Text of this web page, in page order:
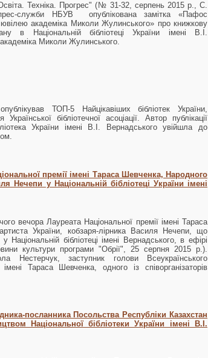
Техніка. Прогрес" (№ 31-32, серпень 2015 р., С.
служби НБУВ опублікована замітка «Пафос
академіка Миколи Жулинського» про книжкову
в Національній бібліотеці України імені В.І.
Миколи Жулинського.
ТОП-5 Найцікавіших бібліотек України,
бібліотечної асоціації. Автор публікації
України імені В.І. Вернадського увійшла до
премії імені Тараса Шевченка, Народного
Нечепи у Національній бібліотеці України імені
вечора Лауреата Національної премії імені Тараса
України, кобзаря-лірника Василя Нечепи, що
Національній бібліотеці імені Вернадського, в ефірі
культури програми "Обрії", 25 серпня 2015 р.).
Нестерчук, заступник голови Всеукраїнського
Тараса Шевченка, одного із співорганізаторів
посланника Посольства Республіки Казахстан
Національної бібліотеки України імені В.І.